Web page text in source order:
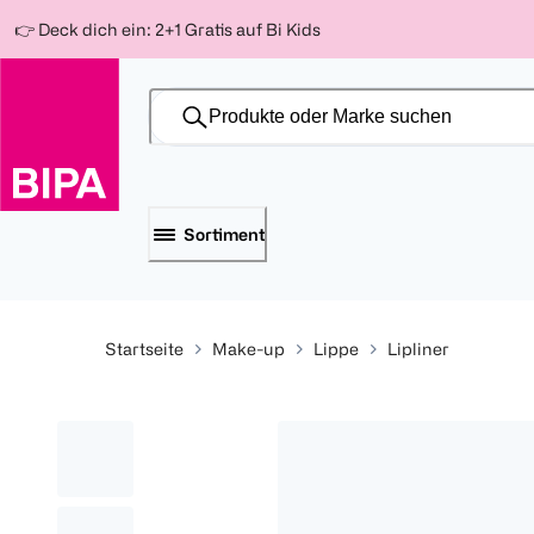
-10%
Für
150 Ös
-15%
Für
300 Ös
-20%
Für
500 Ös
zum
👉 Deck dich ein: 2+1 Gratis auf Bi Kids
Sortiment
Startseite Make-up Lippe Lipliner